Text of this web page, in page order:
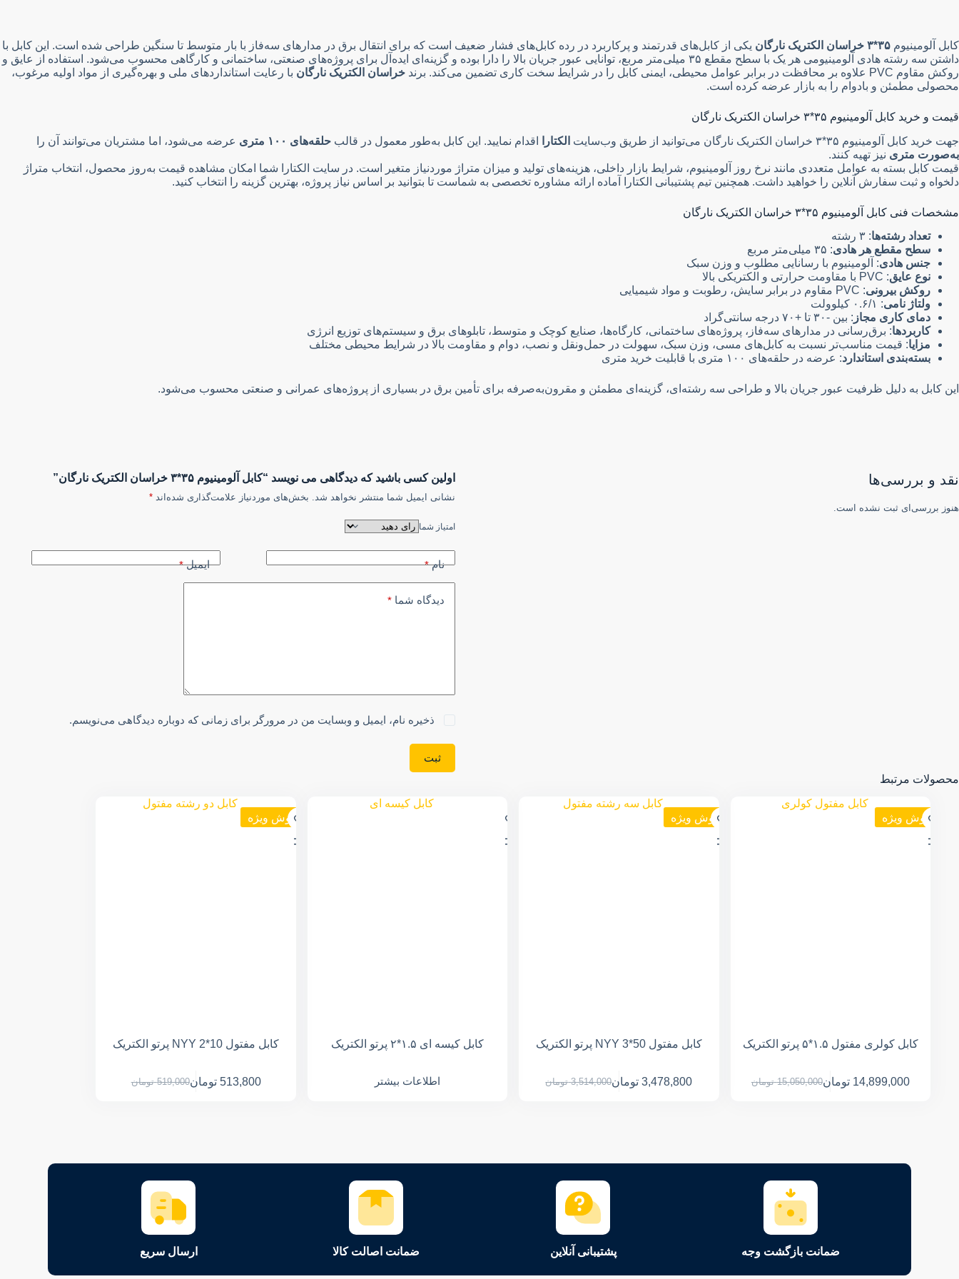
کابل آلومینیوم ۳۵*۳ خراسان الکتریک نارگان
یکی از کابل‌های قدرتمند و پرکاربرد در رده کابل‌های فشار ضعیف است که برای انتقال برق در مدارهای سه‌فاز با بار متوسط تا سنگین طراحی شده است. این کابل با
داشتن سه رشته هادی آلومینیومی هر یک با سطح مقطع ۳۵ میلی‌متر مربع، توانایی عبور جریان بالا را دارا بوده و گزینه‌ای ایده‌آل برای پروژه‌های صنعتی، ساختمانی و کارگاهی محسوب می‌شود. استفاده از عایق و
روکش مقاوم PVC علاوه بر محافظت در برابر عوامل محیطی، ایمنی کابل را در شرایط سخت کاری تضمین می‌کند. برند
خراسان الکتریک نارگان با رعایت استانداردهای ملی و بهره‌گیری از مواد اولیه مرغوب،
محصولی مطمئن و بادوام را به بازار عرضه کرده است.
قیمت و خرید کابل آلومینیوم ۳۵*۳ خراسان الکتریک نارگان
جهت خرید کابل آلومینیوم ۳۵*۳ خراسان الکتریک نارگان می‌توانید از طریق وب‌سایت
الکتارا اقدام نمایید. این کابل به‌طور معمول در قالب حلقه‌های ۱۰۰ متری
عرضه می‌شود، اما مشتریان می‌توانند آن را
به‌صورت متری نیز تهیه کنند.
قیمت کابل بسته به عوامل متعددی مانند نرخ روز آلومینیوم، شرایط بازار داخلی، هزینه‌های تولید و میزان متراژ موردنیاز متغیر است. در سایت الکتارا شما امکان مشاهده قیمت به‌روز محصول، انتخاب متراژ
دلخواه و ثبت سفارش آنلاین را خواهید داشت. همچنین تیم پشتیبانی الکتارا آماده ارائه مشاوره تخصصی به شماست تا بتوانید بر اساس نیاز پروژه، بهترین گزینه را انتخاب کنید.
مشخصات فنی کابل آلومینیوم ۳۵*۳ خراسان الکتریک نارگان
تعداد رشته‌ها: ۳ رشته
سطح مقطع هر هادی: ۳۵ میلی‌متر مربع
جنس هادی: آلومینیوم با رسانایی مطلوب و وزن سبک
نوع عایق: PVC با مقاومت حرارتی و الکتریکی بالا
روکش بیرونی: PVC مقاوم در برابر سایش، رطوبت و مواد شیمیایی
ولتاژ نامی: ۰.۶/۱ کیلوولت
دمای کاری مجاز : بین -۳۰ تا +۷۰ درجه سانتی‌گراد
کاربردها: برق‌رسانی در مدارهای سه‌فاز، پروژه‌های ساختمانی، کارگاه‌ها، صنایع کوچک و متوسط، تابلوهای برق و سیستم‌های توزیع انرژی
مزایا: قیمت مناسب‌تر نسبت به کابل‌های مسی، وزن سبک، سهولت در حمل‌ونقل و نصب، دوام و مقاومت بالا در شرایط محیطی مختلف
بسته‌بندی استاندارد: عرضه در حلقه‌های ۱۰۰ متری با قابلیت خرید متری
این کابل به دلیل ظرفیت عبور جریان بالا و طراحی سه رشته‌ای، گزینه‌ای مطمئن و مقرون‌به‌صرفه برای تأمین برق در بسیاری از پروژه‌های عمرانی و صنعتی محسوب می‌شود.
نقد و بررسی‌ها
هنوز بررسی‌ای ثبت نشده است.
اولین کسی باشید که دیدگاهی می نویسد “کابل آلومینیوم ۳۵*۳ خراسان الکتریک نارگان”
نشانی ایمیل شما منتشر نخواهد شد. بخش‌های موردنیاز علامت‌گذاری شده‌اند *
امتیاز شما
نام* ایمیل*
دیدگاه شما *
ذخیره نام، ایمیل و وبسایت من در مرورگر برای زمانی که دوباره دیدگاهی می‌نویسم.
ثبت
محصولات مرتبط
فروش ویژه
کابل کولری مفتول ۱.۵*۵ پرتو الکتریک
15,050,000 تومان 14,899,000 تومان
فروش ویژه
کابل مفتول NYY 3*50 پرتو الکتریک
3,514,000 تومان 3,478,800 تومان
کابل کیسه ای ۱.۵*۲ پرتو الکتریک
اطلاعات بیشتر
فروش ویژه
کابل مفتول NYY 2*10 پرتو الکتریک
519,000 تومان 513,800 تومان
ضمانت بازگشت وجه پشتیبانی آنلاین ضمانت اصالت کالا ارسال سریع